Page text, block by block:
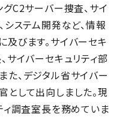
C2サーバー捜査、サイ
システム開発など、情報
及びます。サイバーセキ
サイバーセキュリティ部
た、デジタル省サイバー
として出向しました。現
調査室長を務めていま